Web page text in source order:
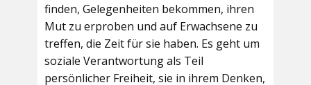
finden, Gelegenheiten bekommen, ihren
Mut zu erproben und auf Erwachsene zu
treffen, die Zeit für sie haben. Es geht um
soziale Verantwortung als Teil
persönlicher Freiheit, sie in ihrem Denken,